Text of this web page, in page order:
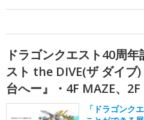
ドラゴンクエスト40周
スト the DIVE(ザ ダイブ
台へー』・4F MAZE、2F
「ドラゴンク